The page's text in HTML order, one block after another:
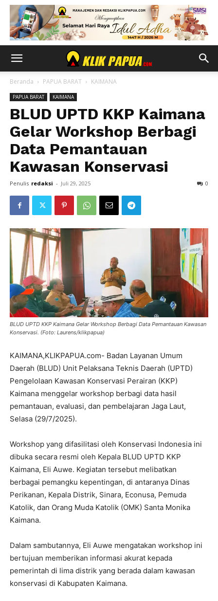
Beranda PAPUA BARAT KAIMANA
PAPUA BARAT KAIMANA
BLUD UPTD KKP Kaimana
Gelar Workshop Berbagi
Data Pemantauan
Kawasan Konservasi
Penulis redaksi - Juli 29, 2025 0
BLUD UPTD KKP Kaimana Gelar Workshop Berbagi Data Pemantauan Kawasan
Konservasi. (Foto: Laurens/klikpapua)
KAIMANA,KLIKPAPUA.com- Badan Layanan Umum
Daerah (BLUD) Unit Pelaksana Teknis Daerah (UPTD)
Pengelolaan Kawasan Konservasi Perairan (KKP)
Kaimana menggelar workshop berbagi data hasil
pemantauan, evaluasi, dan pembelajaran Jaga Laut,
Selasa (29/7/2025).
Workshop yang difasilitasi oleh Konservasi Indonesia ini
dibuka secara resmi oleh Kepala BLUD UPTD KKP
Kaimana, Eli Auwe. Kegiatan tersebut melibatkan
berbagai pemangku kepentingan, di antaranya Dinas
Perikanan, Kepala Distrik, Sinara, Econusa, Pemuda
Katolik, dan Orang Muda Katolik (OMK) Santa Monika
Kaimana.
Dalam sambutannya, Eli Auwe mengatakan workshop ini
bertujuan memberikan informasi akurat kepada
pemerintah di lima distrik yang berada dalam kawasan
konservasi di Kabupaten Kaimana.